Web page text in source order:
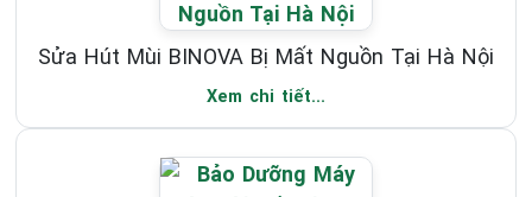
Sửa Hút Mùi BINOVA Bị Mất Nguồn Tại Hà Nội
Xem chi tiết...